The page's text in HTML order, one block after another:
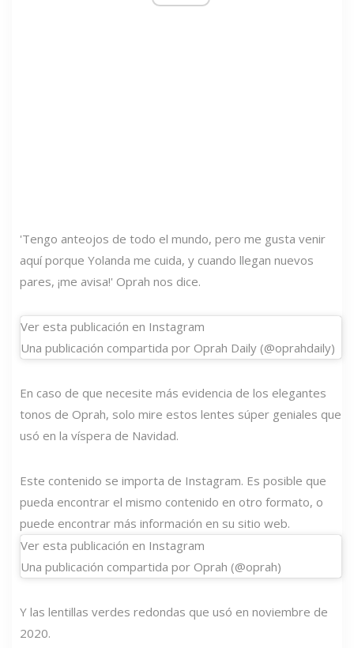
'Tengo anteojos de todo el mundo, pero me gusta venir
aquí porque Yolanda me cuida, y cuando llegan nuevos
pares, ¡me avisa!' Oprah nos dice.
Ver esta publicación en Instagram
Una publicación compartida por Oprah Daily (@oprahdaily)
En caso de que necesite más evidencia de los elegantes
tonos de Oprah, solo mire estos lentes súper geniales que
usó en la víspera de Navidad.
Este contenido se importa de Instagram. Es posible que
pueda encontrar el mismo contenido en otro formato, o
puede encontrar más información en su sitio web.
Ver esta publicación en Instagram
Una publicación compartida por Oprah (@oprah)
Y las lentillas verdes redondas que usó en noviembre de
2020.